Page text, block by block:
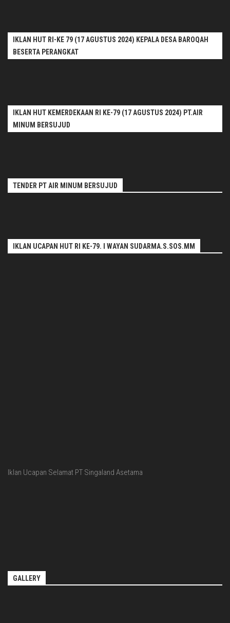
IKLAN HUT RI-KE 79 (17 AGUSTUS 2024) KEPALA DESA BAROQAH
BESERTA PERANGKAT
IKLAN HUT KEMERDEKAAN RI KE-79 (17 AGUSTUS 2024) PT.AIR
MINUM BERSUJUD
TENDER PT AIR MINUM BERSUJUD
IKLAN UCAPAN HUT RI KE-79. I WAYAN SUDARMA.S.SOS.MM
Iklan Ucapan Selamat PT Singaland Asetama
GALLERY